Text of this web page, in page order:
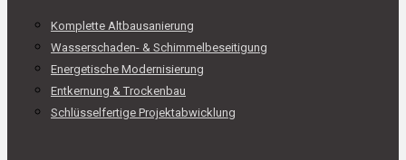
Komplette Altbausanierung
Wasserschaden- & Schimmelbeseitigung
Energetische Modernisierung
Entkernung & Trockenbau
Schlüsselfertige Projektabwicklung